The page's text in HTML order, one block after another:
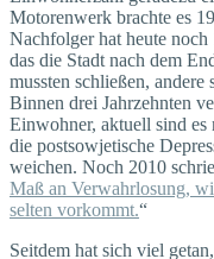
Motorenwerk brachte es
Nachfolger hat heute
das die Stadt nach dem
mussten schließen,
Binnen drei Jahrzehnten
Einwohner, aktuell sind es
die postsowjetische
weichen. Noch 2010
Maß an Verwahrlosung,
selten vorkommt.“
Seitdem hat sich viel